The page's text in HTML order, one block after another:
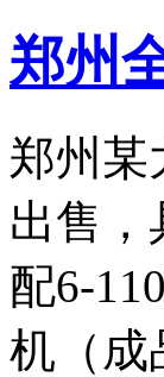
郑州
郑州某
出售，
配6-
机（成